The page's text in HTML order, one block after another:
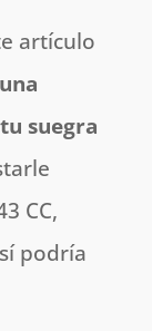
artículo
suegra
CC,
podría